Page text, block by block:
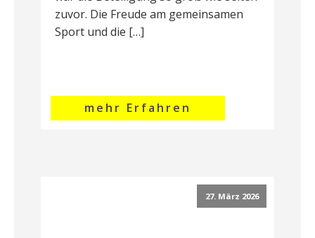
zuvor. Die Freude am gemeinsamen
Sport und die […]
mehr Erfahren
27. März 2026